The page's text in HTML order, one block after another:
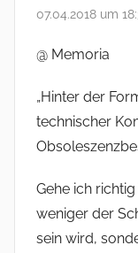
07.04.2018 um
@ Memoria
„Hinter der
technischer
Gehe ich
weniger der
sein wird,